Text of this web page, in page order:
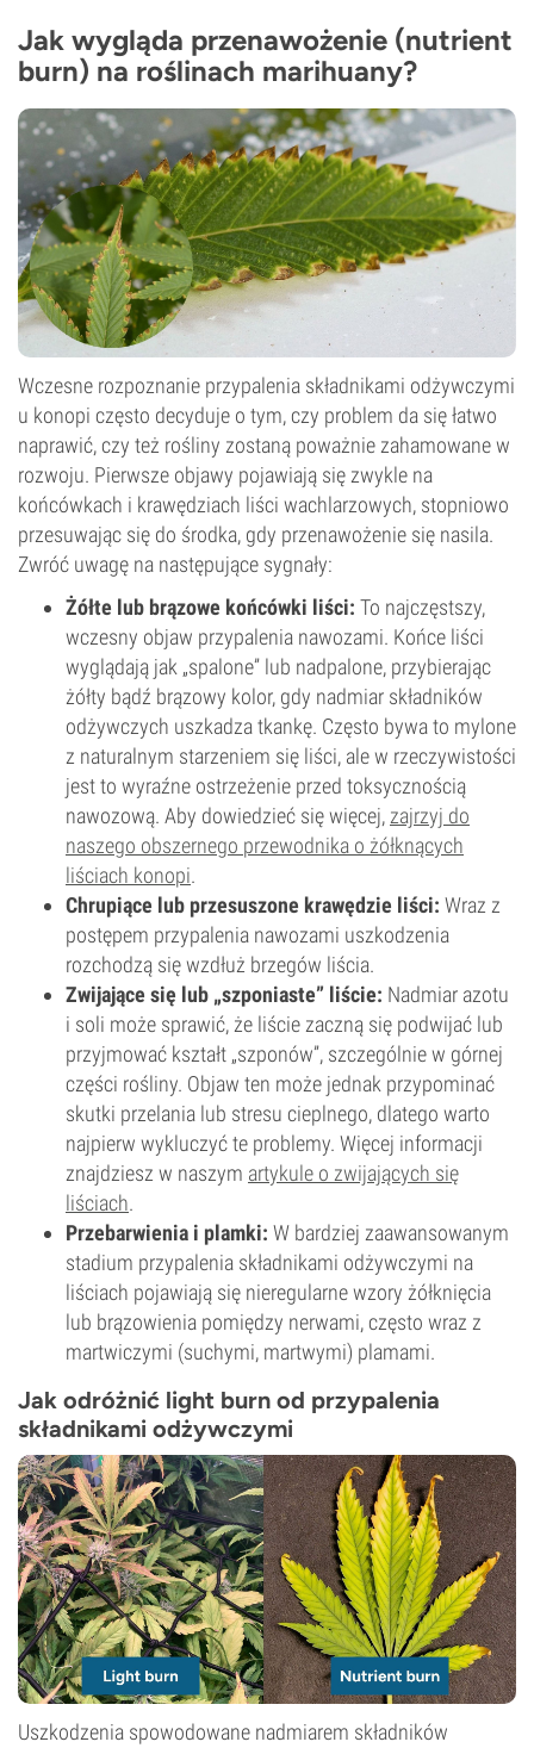
Jak wygląda przenawożenie (nutrient
burn) na roślinach marihuany?
Wczesne rozpoznanie przypalenia składnikami odżywczymi
u konopi często decyduje o tym, czy problem da się łatwo
naprawić, czy też rośliny zostaną poważnie zahamowane w
rozwoju. Pierwsze objawy pojawiają się zwykle na
końcówkach i krawędziach liści wachlarzowych, stopniowo
przesuwając się do środka, gdy przenawożenie się nasila.
Zwróć uwagę na następujące sygnały:
Żółte lub brązowe końcówki liści: To najczęstszy,
wczesny objaw przypalenia nawozami. Końce liści
wyglądają jak „spalone” lub nadpalone, przybierając
żółty bądź brązowy kolor, gdy nadmiar składników
odżywczych uszkadza tkankę. Często bywa to mylone
z naturalnym starzeniem się liści, ale w rzeczywistości
jest to wyraźne ostrzeżenie przed toksycznością
nawozową. Aby dowiedzieć się więcej, zajrzyj do
naszego obszernego przewodnika o żółknących
liściach konopi.
Chrupiące lub przesuszone krawędzie liści: Wraz z
postępem przypalenia nawozami uszkodzenia
rozchodzą się wzdłuż brzegów liścia.
Zwijające się lub „szponiaste” liście: Nadmiar azotu
i soli może sprawić, że liście zaczną się podwijać lub
przyjmować kształt „szponów”, szczególnie w górnej
części rośliny. Objaw ten może jednak przypominać
skutki przelania lub stresu cieplnego, dlatego warto
najpierw wykluczyć te problemy. Więcej informacji
znajdziesz w naszym artykule o zwijających się
liściach.
Przebarwienia i plamki: W bardziej zaawansowanym
stadium przypalenia składnikami odżywczymi na
liściach pojawiają się nieregularne wzory żółknięcia
lub brązowienia pomiędzy nerwami, często wraz z
martwiczymi (suchymi, martwymi) plamami.
Jak odróżnić light burn od przypalenia
składnikami odżywczymi
Uszkodzenia spowodowane nadmiarem składników